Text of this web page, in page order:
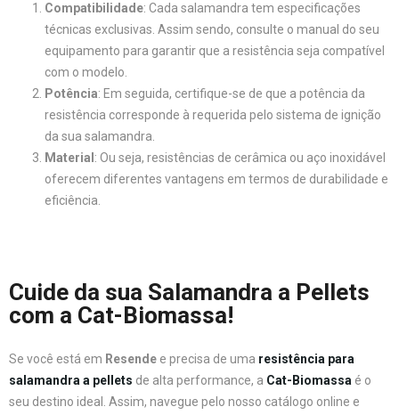
Compatibilidade: Cada salamandra tem especificações
técnicas exclusivas. Assim sendo, consulte o manual do seu
equipamento para garantir que a resistência seja compatível
com o modelo.
Potência: Em seguida, certifique-se de que a potência da
resistência corresponde à requerida pelo sistema de ignição
da sua salamandra.
Material : Ou seja, resistências de cerâmica ou aço inoxidável
oferecem diferentes vantagens em termos de durabilidade e
eficiência.
Cuide da sua Salamandra a Pellets
com a Cat-Biomassa!
Se você está em Resende e precisa de uma resistência para
salamandra a pellets de alta performance, a Cat-Biomassa é o
seu destino ideal. Assim, navegue pelo nosso catálogo online e